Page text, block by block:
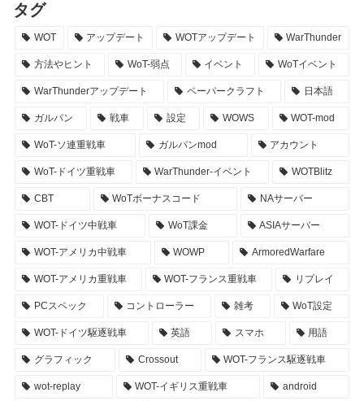
タグ
WOT アップデート WOTアップデート WarThunder
方法やヒント WoT-弱点 イベント WoTイベント
WarThunderアップデート ペーパークラフト 日本語
ガルパン 戦車 設定 WOWS WOT-mod
WoT-ソ連重戦車 ガルパンmod アカウント
WoT-ドイツ重戦車 WarThunder-イベント WOTBlitz
CBT WoTボーナスコード NAサーバー
WOT-ドイツ中戦車 WoT課金 ASIAサーバー
WOT-アメリカ中戦車 WOWP ArmoredWarfare
WOT-アメリカ重戦車 WOT-フランス重戦車 リプレイ
PCスペック コントローラー 雑考 WoT設定
WOT-ドイツ駆逐戦車 英語 スマホ 用語
グラフィック Crossout WOT-フランス駆逐戦車
wot-replay WOT-イギリス重戦車 android